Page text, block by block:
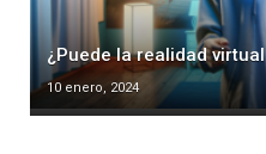
¿Puede la realidad
10 enero, 2024